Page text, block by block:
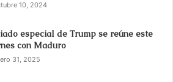
10, 2024
especial de Trump se reúne este
con Maduro
31, 2025